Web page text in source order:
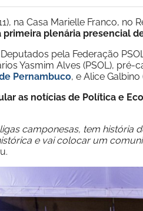
na Casa Marielle Franco, no
primeira plenária presencial
pela Federação
Yasmim Alves (PSOL), pré-
Pernambuco, e Alice
as notícias de Política e
camponesas, tem história
e vai colocar um